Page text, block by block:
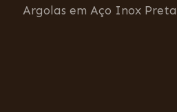
Argolas em Aço Inox Preta